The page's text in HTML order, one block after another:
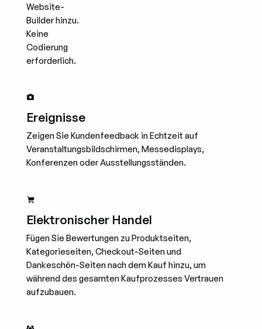
Website-
Builder hinzu.
Keine
Codierung
erforderlich.
Ereignisse
Zeigen Sie Kundenfeedback in Echtzeit auf
Veranstaltungsbildschirmen, Messedisplays,
Konferenzen oder Ausstellungsständen.
Elektronischer Handel
Fügen Sie Bewertungen zu Produktseiten,
Kategorieseiten, Checkout-Seiten und
Dankeschön-Seiten nach dem Kauf hinzu, um
während des gesamten Kaufprozesses Vertrauen
aufzubauen.